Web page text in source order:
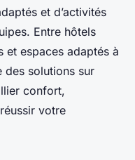
et d’activités
Entre hôtels
et espaces adaptés à
solutions sur
confort,
votre